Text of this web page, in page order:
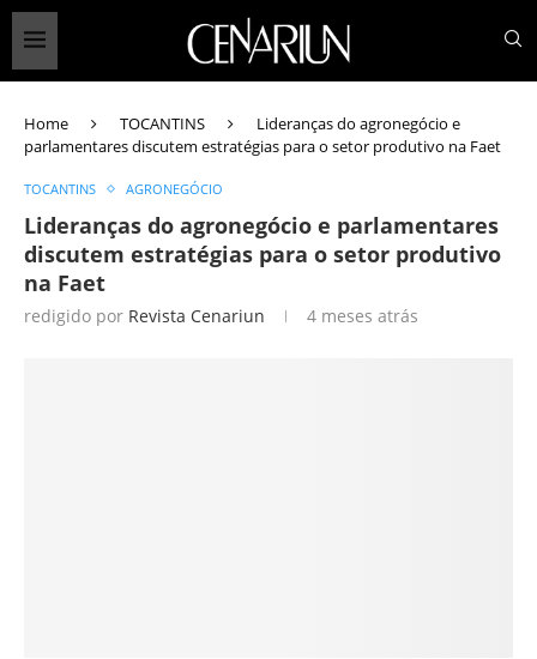
Home TOCANTINS
Lideranças do agronegócio e
parlamentares discutem estratégias para o setor produtivo na Faet
TOCANTINS AGRONEGÓCIO
Lideranças do agronegócio e parlamentares
discutem estratégias para o setor produtivo
na Faet
redigido por Revista Cenariun 4 meses atrás